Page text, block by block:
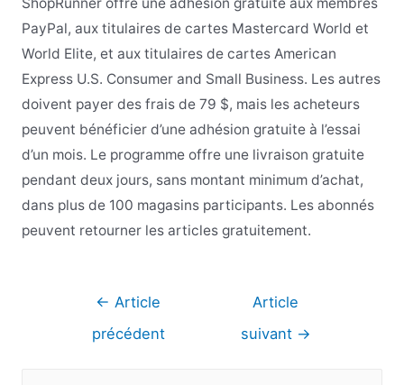
PayPal, aux titulaires de cartes Mastercard World et
World Elite, et aux titulaires de cartes American
Express U.S. Consumer and Small Business. Les autres
doivent payer des frais de 79 $, mais les acheteurs
peuvent bénéficier d’une adhésion gratuite à l’essai
d’un mois. Le programme offre une livraison gratuite
pendant deux jours, sans montant minimum d’achat,
dans plus de 100 magasins participants. Les abonnés
peuvent retourner les articles gratuitement.
Navigation
l’article
← Article
précédent
Article
suivant →